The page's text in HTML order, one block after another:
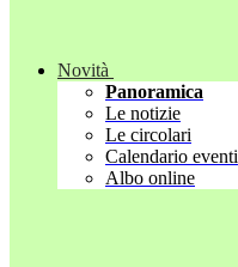
Novità
Panoramica
Le notizie
Le circolari
Calendario eventi
Albo online